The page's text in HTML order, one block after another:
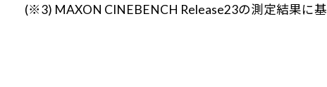
(※3) MAXON CINEBENCH Release23の測定結果に